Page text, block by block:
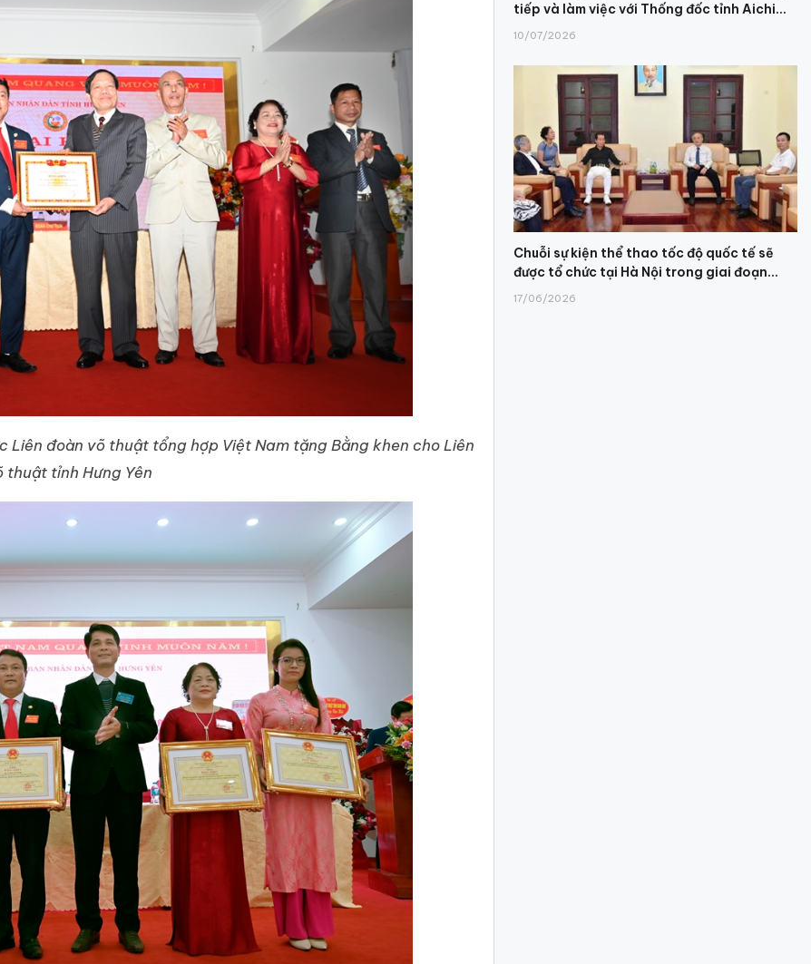
đoàn võ thuật tổng hợp Việt Nam tặng Bằng khen cho Liên
thuật tỉnh Hưng Yên
tiếp và làm việc với Thống đốc tỉnh Aichi...
10/07/2026
Chuỗi sự kiện thể thao tốc độ quốc tế sẽ
được tổ chức tại Hà Nội trong giai đoạn...
17/06/2026